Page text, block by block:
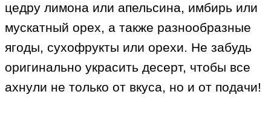
цедру лимона или апельсина, имбирь или
мускатный орех, а также разнообразные
ягоды, сухофрукты или орехи. Не забудь
оригинально украсить десерт, чтобы все
ахнули не только от вкуса, но и от подачи!